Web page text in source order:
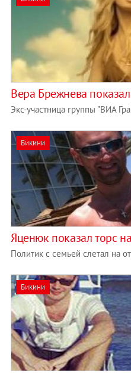
Вера Брежнева
Экс-участница группы "ВИА
Бикини
Яценюк показал торс
Политик с семьей слетал на
Бикини